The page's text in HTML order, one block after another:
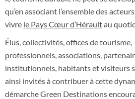
qu’en associant l’ensemble des
vivre le Pays Cœur d’Héraultau
Élus, collectivités, offices de tourisme,
professionnels, associations,
institutionnels, habitants et visiteurs
ainsi invités à contribuer à cette
démarche Green Destinations